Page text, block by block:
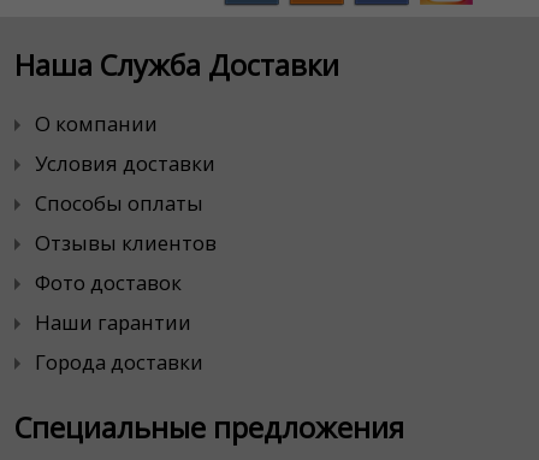
Наша Служба Доставки
О компании
Условия доставки
Способы оплаты
Отзывы клиентов
Фото доставок
Наши гарантии
Города доставки
Специальные предложения